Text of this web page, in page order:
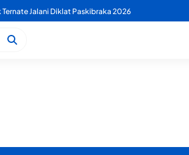
Jalani Diklat Paskibraka 2026